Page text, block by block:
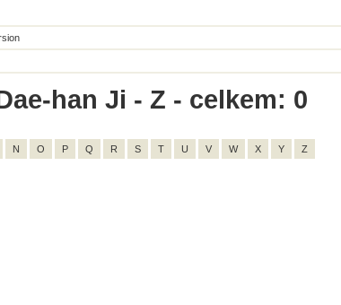
han Ji - Z - celkem: 0
N O P Q R S T U V W X Y Z